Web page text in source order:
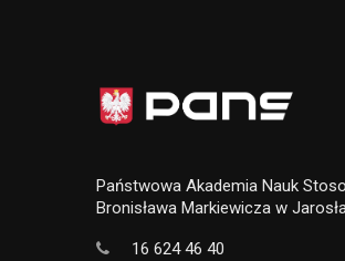
Państwowa Akademia Nauk
Bronisława Markiewicza w
16 624 46 40